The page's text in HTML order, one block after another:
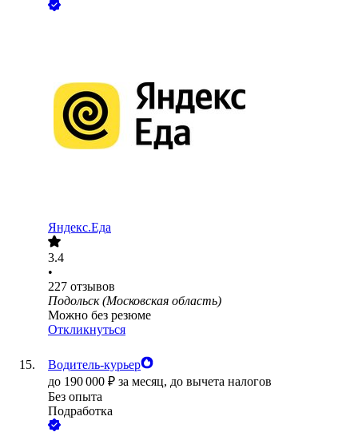
Яндекс.Еда
3.4
•
227 отзывов
Подольск (Московская область)
Можно без резюме
Откликнуться
Водитель-курьер
до 190 000 ₽ за месяц, до вычета налогов
Без опыта
Подработка